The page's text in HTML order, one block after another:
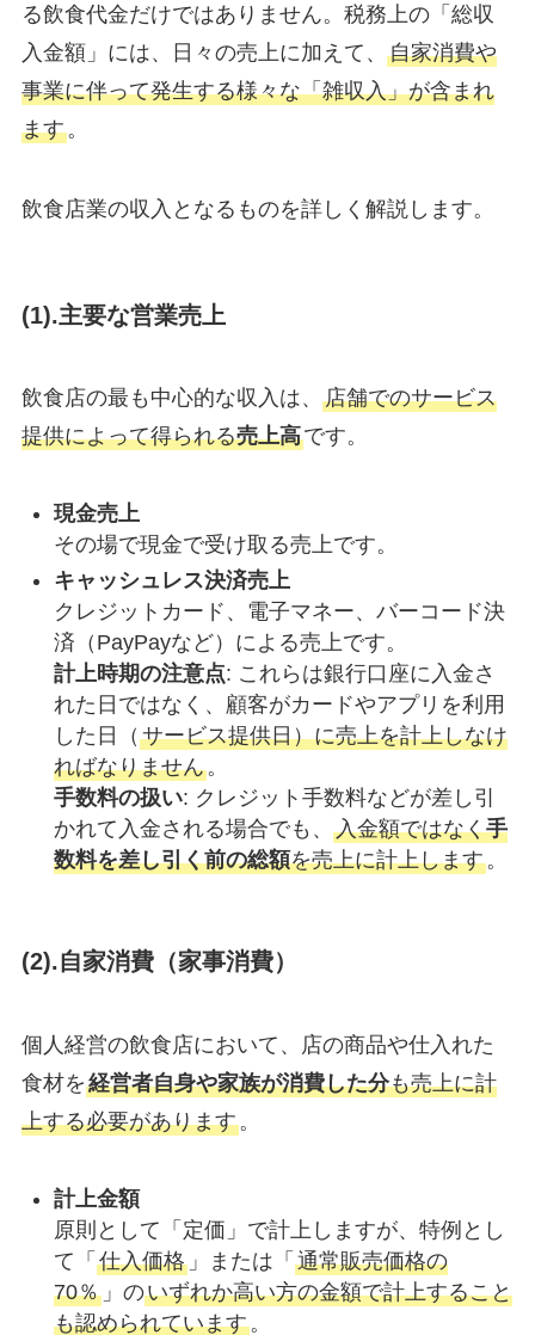
る飲食代金だけではありません。税務上の「総収
入金額」には、日々の売上に加えて、 自家消費や
事業に伴って発生する様々な「雑収入」が含まれ
ます。
飲食店業の収入となるものを詳しく解説します。
(1).主要な営業売上
飲食店の最も中心的な収入は、 店舗でのサービス
提供によって得られる売上高です。
現金売上
その場で現金で受け取る売上です。
キャッシュレス決済売上
クレジットカード、電子マネー、バーコード決
済（PayPayなど）による売上です。
計上時期の注意点: これらは銀行口座に入金さ
れた日ではなく、顧客がカードやアプリを利用
した日（ サービス提供日）に売上を計上しなけ
ればなりません。
手数料の扱い: クレジット手数料などが差し引
かれて入金される場合でも、 入金額ではなく手
数料を差し引く前の総額を売上に計上します。
(2).自家消費（家事消費）
個人経営の飲食店において、店の商品や仕入れた
食材を経営者自身や家族が消費した分も売上に計
上する必要があります。
計上金額
原則として「定価」で計上しますが、特例とし
て「 仕入価格」または「 通常販売価格の
70％」のいずれか高い方の金額で計上すること
も認められています。